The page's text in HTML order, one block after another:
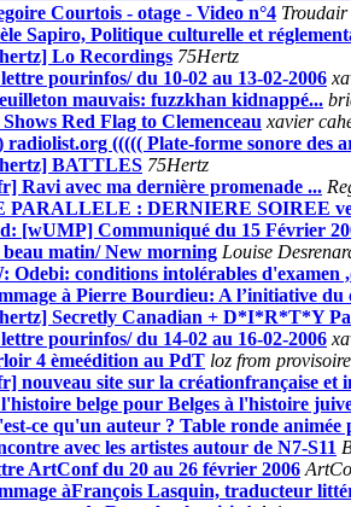
Courtois - otage - Video n°4 Troudair
Sapiro, Politique culturelle et
Lo Recordings 75Hertz
pourinfos/ du 10-02 au 13-02-2006
mauvais: fuzzkhan kidnappé...
Red Flag to Clemenceau xavier
((((( Plate-forme sonore des
BATTLES 75Hertz
Ravi avec ma dernière promenade ...
PARALLELE : DERNIERE SOIREE
[wUMP] Communiqué du 15 Février
matin/ New morning Louise
Odebi: conditions intolérables
à Pierre Bourdieu: A l’initiative du
Secretly Canadian + D*I*R*T*Y
pourinfos/ du 14-02 au 16-02-2006
4 èmeédition au PdT loz from provisoire
nouveau site sur la créationfrançaise et
belge pour Belges à l'histoire
ce qu'un auteur ? Table ronde
avec les artistes autour de N7-S11
ArtConf du 20 au 26 février 2006
àFrançois Lasquin, traducteur